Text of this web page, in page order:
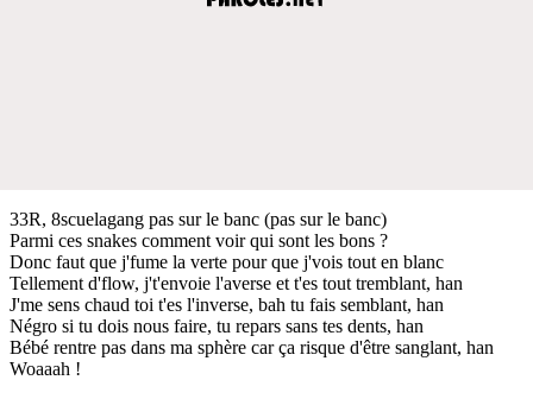
33R, 8scuelagang pas sur le banc (pas sur le banc)
Parmi ces snakes comment voir qui sont les bons ?
Donc faut que j'fume la verte pour que j'vois tout en blanc
Tellement d'flow, j't'envoie l'averse et t'es tout tremblant, han
J'me sens chaud toi t'es l'inverse, bah tu fais semblant, han
Négro si tu dois nous faire, tu repars sans tes dents, han
Bébé rentre pas dans ma sphère car ça risque d'être sanglant, han
Woaaah !